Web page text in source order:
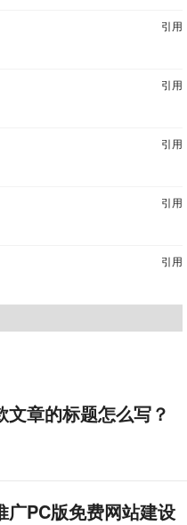
引用
引用
引用
引用
引用
章的标题怎么写？
广PC版免费网站建设